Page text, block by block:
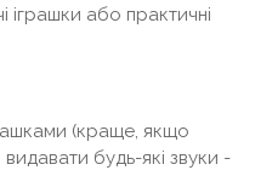
іграшки або практичні
(краще, якщо
будь-які звуки -